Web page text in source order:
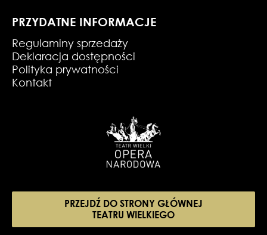
PRZYDATNE INFORMACJE
Regulaminy sprzedaży
Deklaracja dostępności
Polityka prywatności
Kontakt
PRZEJDŹ DO STRONY GŁÓWNEJ
TEATRU WIELKIEGO